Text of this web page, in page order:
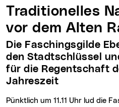
Traditionelles Narrenwecken
vor dem Alten
Die Faschingsgilde Ebelsberg übernahm
den Stadtschlüssel
für die Regentschaft
Jahreszeit
Pünktlich um 11.11 Uhr lud die Faschingsgilde Linz-Ebelsberg-